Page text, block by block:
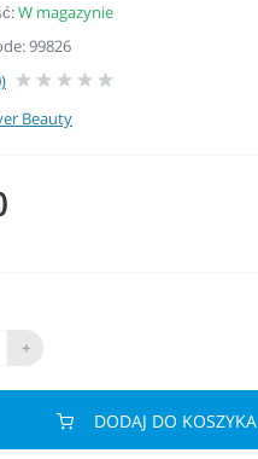
W magazynie
99826
Beauty
+
DODAJ DO KOSZYKA